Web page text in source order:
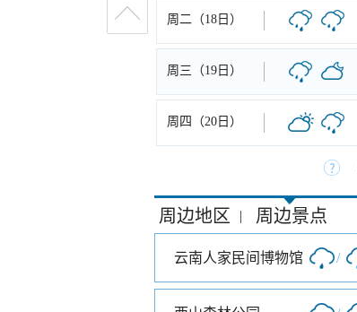
周二（18日）
周三（19日）
周四（20日）
周边地区 | 周边景点
云南人家民间博物馆 /